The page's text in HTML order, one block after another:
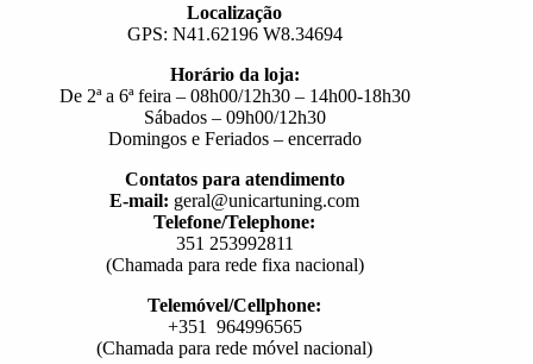
Localização
GPS: N41.62196 W8.34694
Horário da loja:
De 2ª a 6ª feira – 08h00/12h30 – 14h00-18h30
Sábados – 09h00/12h30
Domingos e Feriados – encerrado
Contatos para atendimento
E-mail: geral@unicartuning.com
Telefone/Telephone:
351 253992811
(Chamada para rede fixa nacional)
Telemóvel/Cellphone:
+351 964996565
(Chamada para rede móvel nacional)